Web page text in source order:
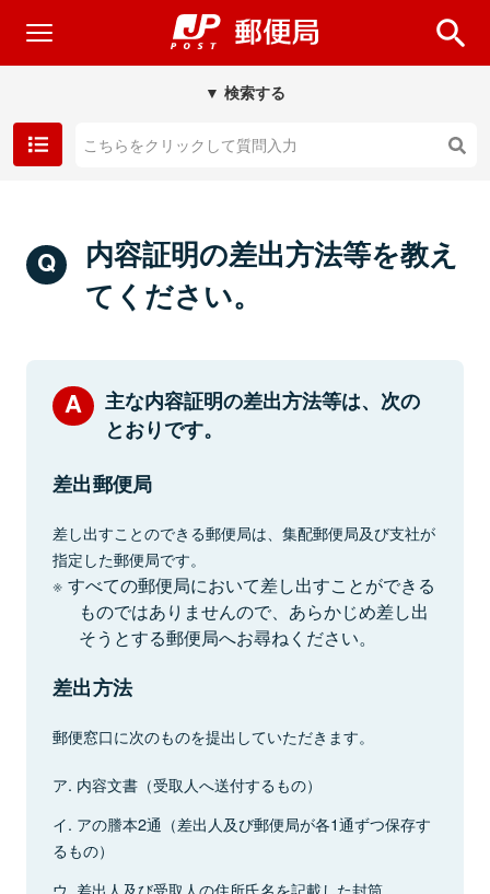
▼ 検索する
内容証明の差出方法等を教え
てください。
主な内容証明の差出方法等は、次の
とおりです。
差出郵便局
差し出すことのできる郵便局は、集配郵便局及び支社が
指定した郵便局です。
すべての郵便局において差し出すことができる
ものではありませんので、あらかじめ差し出
そうとする郵便局へお尋ねください。
差出方法
郵便窓口に次のものを提出していただきます。
ア. 内容文書（受取人へ送付するもの）
イ. アの謄本2通（差出人及び郵便局が各1通ずつ保存す
るもの）
ウ. 差出人及び受取人の住所氏名を記載した封筒